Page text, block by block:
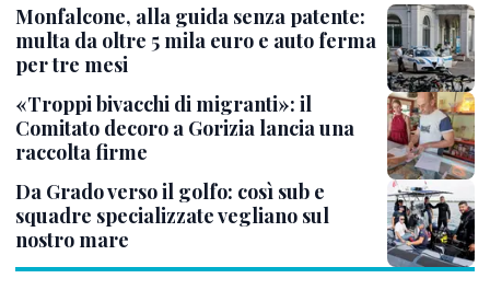
Monfalcone, alla guida senza patente:
multa da oltre 5 mila euro e auto ferma
per tre mesi
«Troppi bivacchi di migranti»: il
Comitato decoro a Gorizia lancia una
raccolta firme
Da Grado verso il golfo: così sub e
squadre specializzate vegliano sul
nostro mare